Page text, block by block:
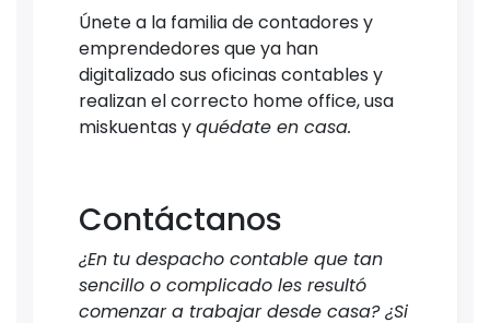
Únete a la familia de contadores y
emprendedores que ya han
digitalizado sus oficinas contables y
realizan el correcto home office, usa
miskuentas yquédate en casa.
Contáctanos
¿En tu despacho contable que tan
sencillo o complicado les resultó
comenzar a trabajar desde casa? ¿Si